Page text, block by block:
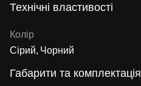
Технічні властивості
Колір
Сірий Чорний
Габарити та комплектація